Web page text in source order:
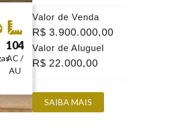
104
AC /
AU
Valor de Venda
R$ 3.900.000,00
Valor de Aluguel
R$ 22.000,00
SAIBA MAIS